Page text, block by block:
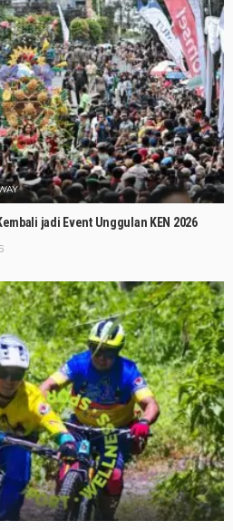
jadi Event Unggulan KEN 2026